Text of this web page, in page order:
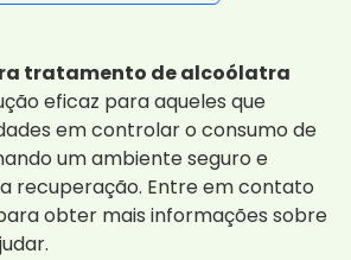
tratamento de alcoólatra
eficaz para aqueles que
em controlar o consumo de
um ambiente seguro e
recuperação. Entre em contato
obter mais informações sobre